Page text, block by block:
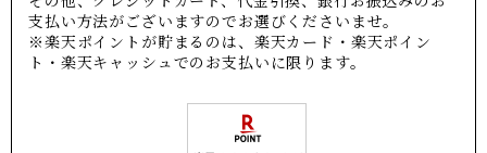
支払い方法がございますのでお選びくださいませ。
※楽天ポイントが貯まるのは、楽天カード・楽天ポイン
ト・楽天キャッシュでのお支払いに限ります。